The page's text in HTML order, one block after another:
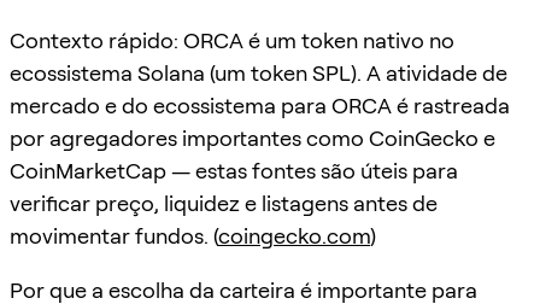
Contexto rápido: ORCA é um token nativo no
ecossistema Solana (um token SPL). A atividade de
mercado e do ecossistema para ORCA é rastreada
por agregadores importantes como CoinGecko e
CoinMarketCap — estas fontes são úteis para
verificar preço, liquidez e listagens antes de
movimentar fundos. (coingecko.com)
Por que a escolha da carteira é importante para